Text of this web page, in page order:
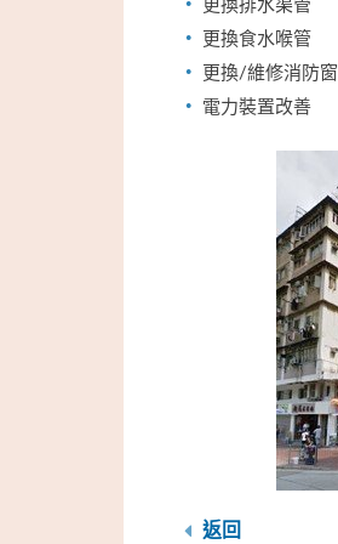
更換食水喉管
更換/維修消防窗
電力裝置改善
返回